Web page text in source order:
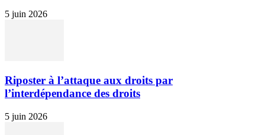
5 juin 2026
Riposter à l’attaque aux droits par
l’interdépendance des droits
5 juin 2026